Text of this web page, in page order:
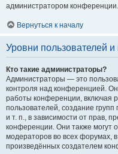
администратором конференции.
Вернуться к началу
Уровни пользователей и
Кто такие администраторы?
Администраторы — это
контроля над конференцией.
работы конференции, включая
пользователей, создание
и т. п., в зависимости от прав,
конференции. Они также могут
модераторов во всех форумах,
произведённых создателем